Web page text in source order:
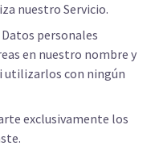
nuestro Servicio.
personales
en nuestro nombre y
utilizarlos con ningún
exclusivamente los